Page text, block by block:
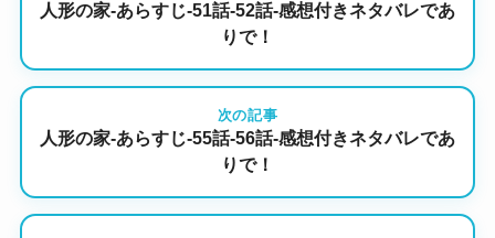
人形の家-あらすじ-51話-52話-感想付きネタバレであ
りで！
次の記事
人形の家-あらすじ-55話-56話-感想付きネタバレであ
りで！